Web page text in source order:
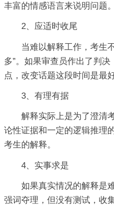
丰富的情感语言来说明问题。
2、应适时收尾
当难以解释工作，考生
多”。如果审查员作出了判
点，改变话题这段时间是最
3、有理有据
解释实际上是为了澄清
论性证据和一定的逻辑推理
考生的解释。
4、实事求是
如果真实情况的解释是
强词夺理，但没有测试，收